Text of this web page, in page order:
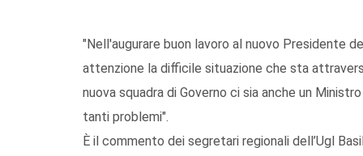
"Nell'augurare buon lavoro al nuovo Presidente
attenzione la difficile situazione che sta
nuova squadra di Governo ci sia anche un
tanti problemi".
È il commento dei segretari regionali dell’Ugl